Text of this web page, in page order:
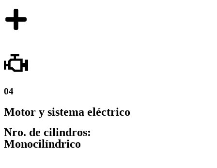
04
Motor y sistema eléctrico
Nro. de cilindros:
Monocilíndrico